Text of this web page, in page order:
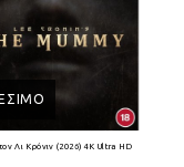
Λι Κρόνιν (2026) 4K Ultra HD